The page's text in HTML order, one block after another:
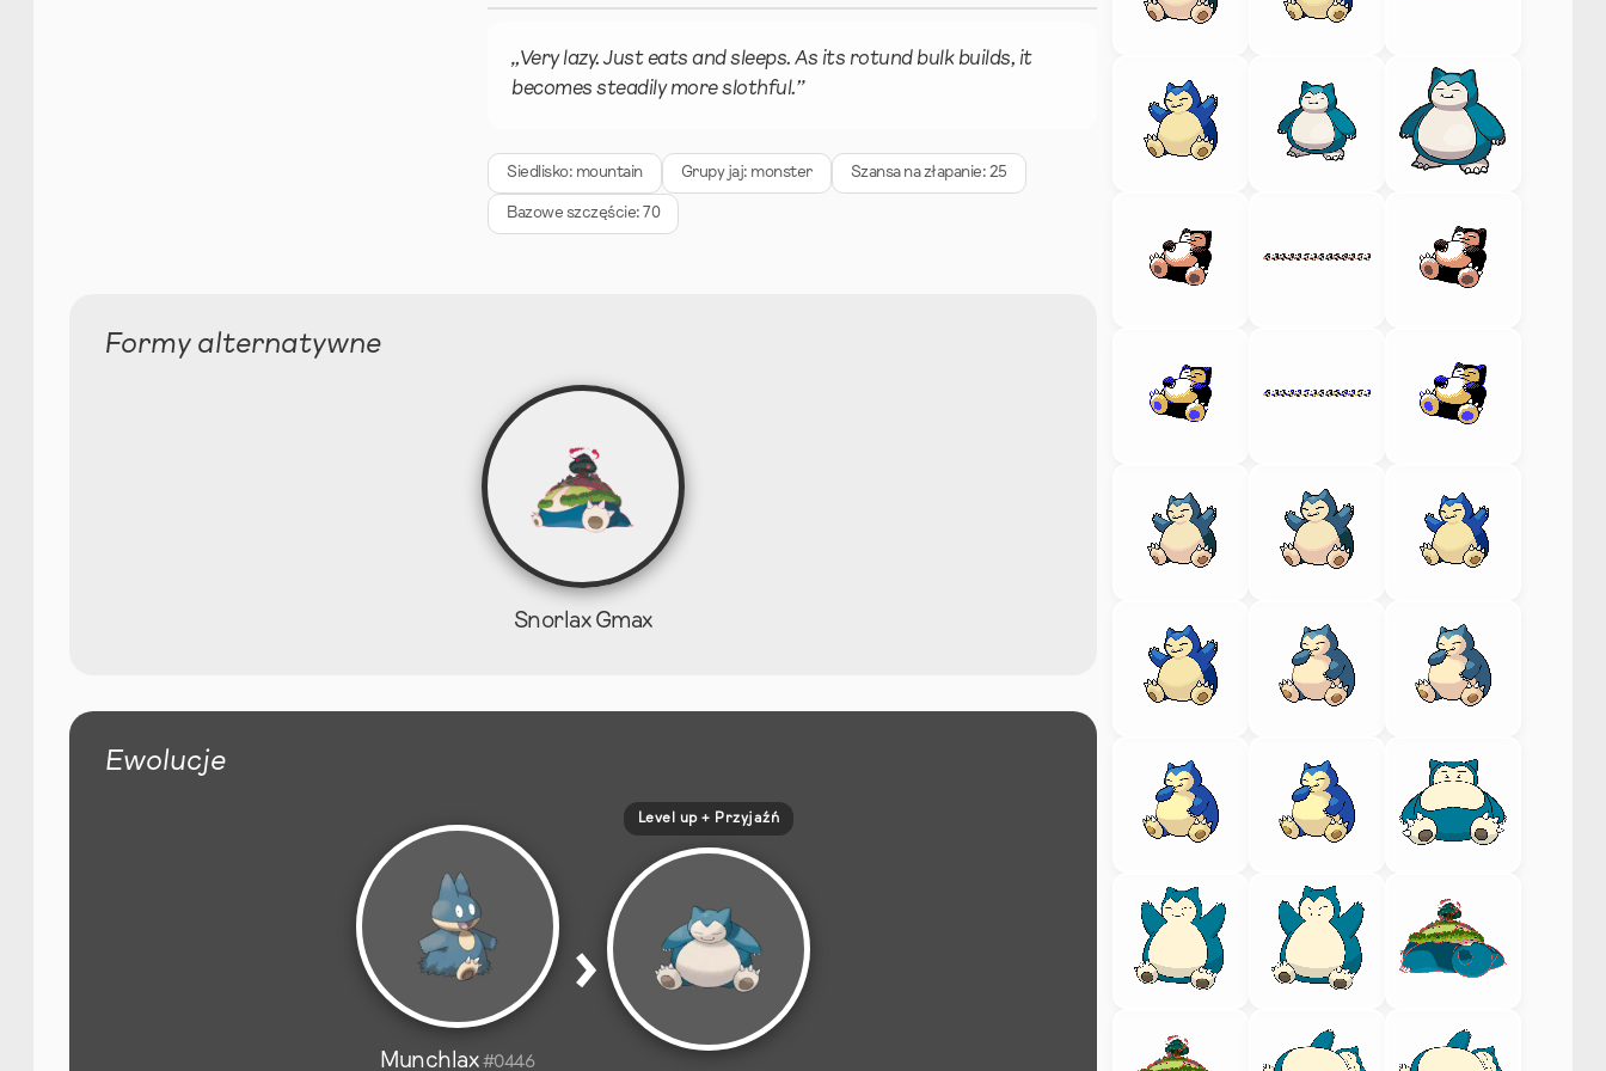
Kalos Route 7 Area
Citadark Isle Dome Exterior
„Very lazy. Just eats and sleeps. As its rotund bulk builds, it
becomes steadily more slothful.”
Siedlisko: mountain Grupy jaj: monster Szansa na złapanie: 25
Bazowe szczęście: 70
Formy alternatywne
Snorlax Gmax
Ewolucje
Munchlax#0446
›
Level up + Przyjaźń